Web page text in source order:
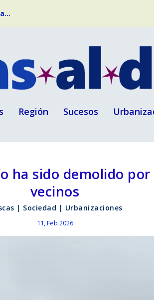
Región Sucesos
ha sido demolido
vecinos
| Sociedad | Urbanizaciones
11, Feb 2026